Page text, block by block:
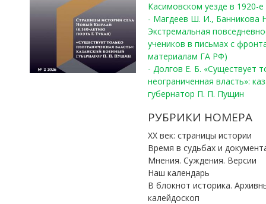
Касимовском уезде в 1920-е
- Магдеев Ш. И., Банникова
Экстремальная
учеников в письмах с
материалам ГА РФ)
- Долгов Е. Б. «Существует
неограниченная власть»:
губернатор П. П. Пущин
РУБРИКИ НОМЕРА
ХХ век: страницы истории
Время в судьбах и
Мнения. Суждения. Версии
Наш календарь
В блокнот историка.
калейдоскоп